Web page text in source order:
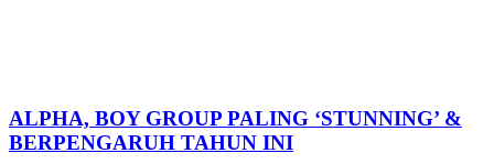
ALPHA, BOY GROUP PALING ‘STUNNING’ &
BERPENGARUH TAHUN INI